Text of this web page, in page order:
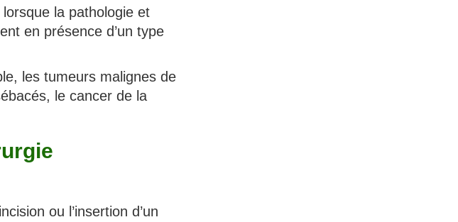
la pathologie et
en présence d’un type
les tumeurs malignes de
le cancer de la
ou l’insertion d’un